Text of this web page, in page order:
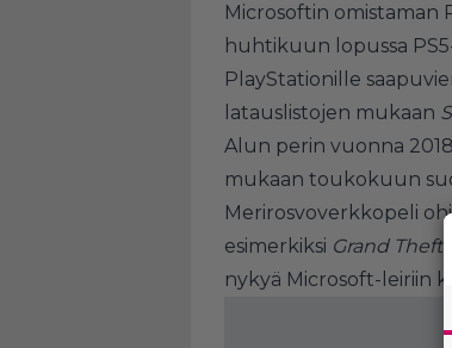
Microsoftin omistaman
huhtikuun lopussa
PlayStationille
latauslistojen mukaan
Alun perin vuonna
mukaan toukokuun
Merirosvoverkkopeli
esimerkiksi Grand Theft
nykyä Microsoft-leiriin